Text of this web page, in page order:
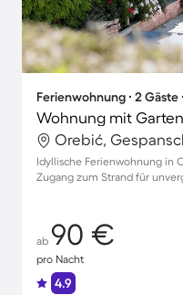
Ferienwohnung ∙ 2 Gäste
Wohnung mit
Idyllische Ferienwohnung in
Zugang zum Strand für
ab 90 €
pro Nacht
4.9